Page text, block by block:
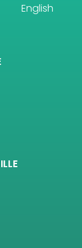
English